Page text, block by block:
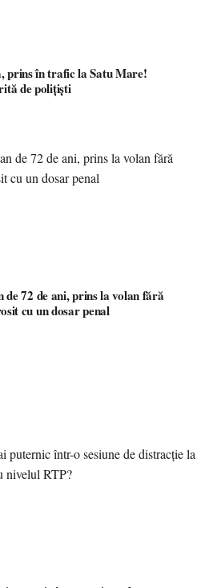
prins în trafic la Satu Mare!
de polițiști
72 de ani, prins la volan fără
cu un dosar penal